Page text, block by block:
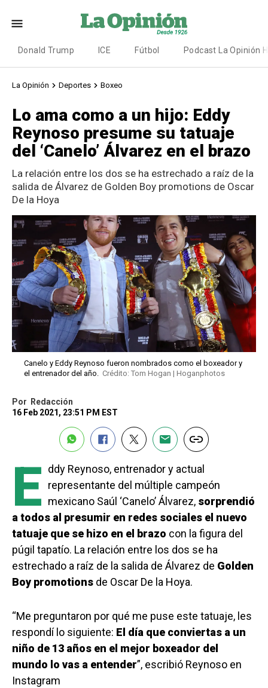
Donald Trump ICE Fútbol Podcast La Opinión
La Opinión Deportes Boxeo
Lo ama como a un hijo: Eddy
Reynoso presume su tatuaje
del ‘Canelo’ Álvarez en el brazo
La relación entre los dos se ha estrechado a raíz de la
salida de Álvarez de Golden Boy promotions de Oscar
De la Hoya
Canelo y Eddy Reynoso fueron nombrados como el boxeador y
el entrenador del año. Crédito: Tom Hogan | Hoganphotos
Por
Redacción
16 Feb 2021, 23:51 PM EST
E ddy Reynoso, entrenador y actual
representante del múltiple campeón
mexicano Saúl ‘Canelo’ Álvarez, sorprendió
a todos al presumir en redes sociales el nuevo
tatuaje que se hizo en el brazo con la figura del
púgil tapatío. La relación entre los dos se ha
estrechado a raíz de la salida de Álvarez de Golden
Boy promotions de Oscar De la Hoya.
“Me preguntaron por qué me puse este tatuaje, les
respondí lo siguiente: El día que conviertas a un
niño de 13 años en el mejor boxeador del
mundo lo vas a entender”, escribió Reynoso en
Instagram